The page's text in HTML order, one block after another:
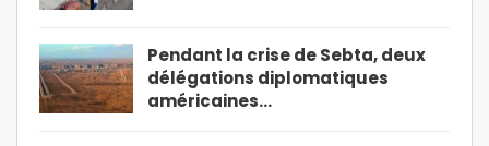
Pendant la crise de Sebta, deux
délégations diplomatiques
américaines…